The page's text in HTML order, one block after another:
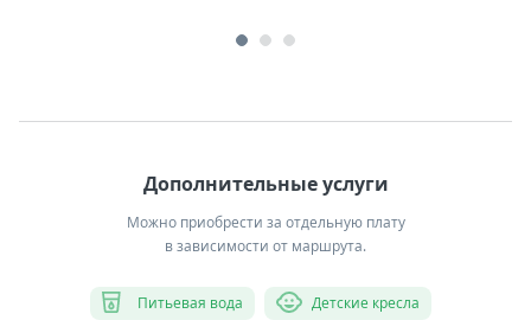
Дополнительные услуги
Можно приобрести за отдельную плату
в зависимости от маршрута.
Питьевая вода Детские кресла